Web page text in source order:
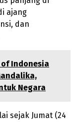
ajang
dan
Indonesia
Negara
sejak Jumat (24